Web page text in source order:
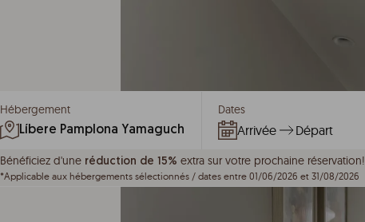
Hébergement Dates
Arrivée Départ
Bénéficiez d'une réduction de 15% extra sur votre prochaine réservation!
*Applicable aux hébergements sélectionnés / dates entre 01/06/2026 et 31/08/2026